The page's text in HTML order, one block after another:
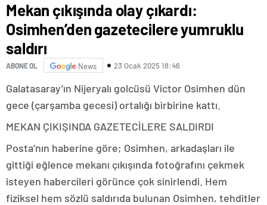
Mekan çıkışında olay çıkardı:
Osimhen’den gazetecilere yumruklu
saldırı
ABONE OL News 23 Ocak 2025 18:46
Galatasaray’ın Nijeryalı golcüsü Victor Osimhen dün
gece (çarşamba gecesi) ortalığı birbirine kattı.
MEKAN ÇIKIŞINDA GAZETECİLERE SALDIRDI
Posta’nın haberine göre; Osimhen, arkadaşları ile
gittiği eğlence mekanı çıkışında fotoğrafını çekmek
isteyen habercileri görünce çok sinirlendi. Hem
fiziksel hem sözlü saldırıda bulunan Osimhen, tehditler